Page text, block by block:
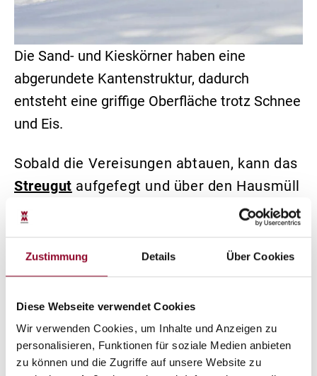
Zustimmung Details Über Cookies
Diese Webseite verwendet Cookies
Wir verwenden Cookies, um Inhalte und Anzeigen zu
personalisieren, Funktionen für soziale Medien anbieten
zu können und die Zugriffe auf unsere Website zu
Die Sand- und Kieskörner haben eine
abgerundete Kantenstruktur, dadurch
entsteht eine griffige Oberfläche trotz Schnee
und Eis.
Sobald die Vereisungen abtauen, kann das
Streugut aufgefegt und über den Hausmüll
entsorgt werden.